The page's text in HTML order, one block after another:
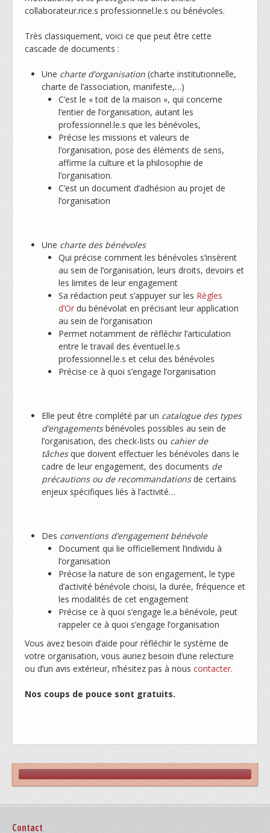
collaborateur.rice.s professionnel.le.s ou bénévoles.
Très classiquement, voici ce que peut être cette
cascade de documents :
Une charte d’organisation (charte institutionnelle,
charte de l’association, manifeste,…)
C’est le « toit de la maison », qui concerne
l’entier de l’organisation, autant les
professionnel.le.s que les bénévoles,
Précise les missions et valeurs de
l’organisation, pose des éléments de sens,
affirme la culture et la philosophie de
l’organisation.
C’est un document d’adhésion au projet de
l’organisation
Une charte des bénévoles
Qui précise comment les bénévoles s’insèrent
au sein de l’organisation, leurs droits, devoirs et
les limites de leur engagement
Sa rédaction peut s’appuyer sur les Règles
d’Or du bénévolat en précisant leur application
au sein de l’organisation
Permet notamment de réfléchir l’articulation
entre le travail des éventuel.le.s
professionnel.le.s et celui des bénévoles
Précise ce à quoi s’engage l’organisation
Elle peut être complété par un catalogue des types
d’engagementsbénévoles possibles au sein de
l’organisation, des check-lists ou cahier de
tâchesque doivent effectuer les bénévoles dans le
cadre de leur engagement, des documents de
précautions ou de recommandationsde certains
enjeux spécifiques liés à l’activité…
Des conventions d’engagement bénévole
Document qui lie officiellement l’individu à
l’organisation
Précise la nature de son engagement, le type
d’activité bénévole choisi, la durée, fréquence et
les modalités de cet engagement
Précise ce à quoi s’engage le.a bénévole, peut
rappeler ce à quoi s’engage l’organisation
Vous avez besoin d’aide pour réfléchir le système de
votre organisation, vous auriez besoin d’une relecture
ou d’un avis extérieur, n’hésitez pas à nous contacter.
Nos coups de pouce sont gratuits.
Contact